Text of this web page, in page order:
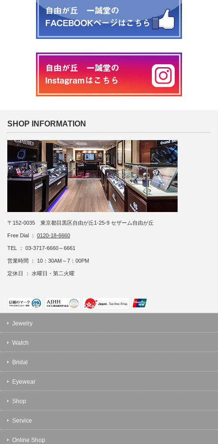
SHOP INFORMATION
〒152-0035 東京都目黒区自由が丘1-25-9 セザーム自由が丘
Free Dial ： 0120-18-6660
TEL ： 03-3717-6660～6661
営業時間 ： 10：30AM～7：00PM
定休日 ： 水曜日・第二火曜
Jewelry
Watch
Bridal
Eyewear
Shop
Service
Online Shop